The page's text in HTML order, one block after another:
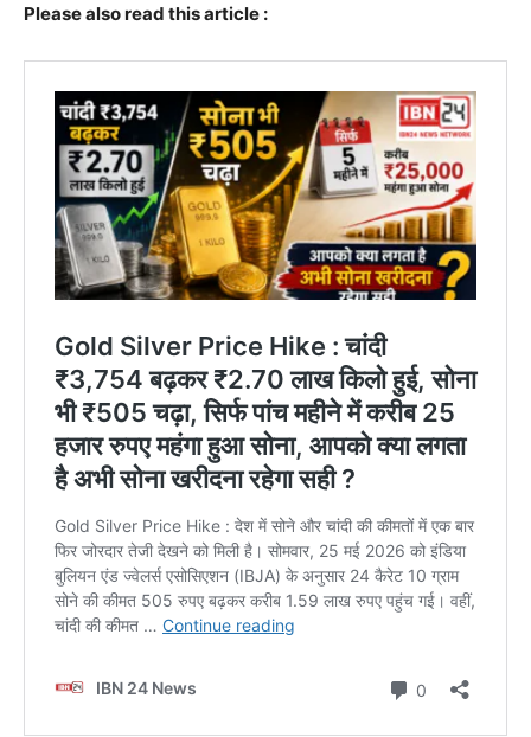
Please also read this article :